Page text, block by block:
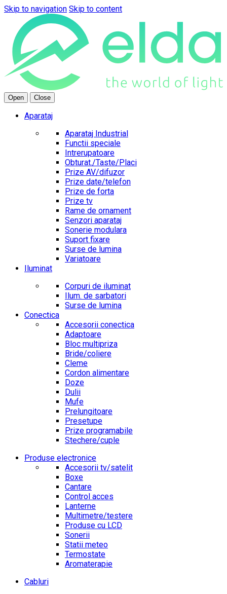
Skip to navigation Skip to content
Open Close
Aparataj
Aparataj Industrial
Functii speciale
Intrerupatoare
Obturat./Taste/Placi
Prize AV/difuzor
Prize date/telefon
Prize de forta
Prize tv
Rame de ornament
Senzori aparataj
Sonerie modulara
Suport fixare
Surse de lumina
Variatoare
Iluminat
Corpuri de iluminat
Ilum. de sarbatori
Surse de lumina
Conectica
Accesorii conectica
Adaptoare
Bloc multipriza
Bride/coliere
Cleme
Cordon alimentare
Doze
Dulii
Mufe
Prelungitoare
Presetupe
Prize programabile
Stechere/cuple
Produse electronice
Accesorii tv/satelit
Boxe
Cantare
Control acces
Lanterne
Multimetre/testere
Produse cu LCD
Sonerii
Statii meteo
Termostate
Aromaterapie
Cabluri